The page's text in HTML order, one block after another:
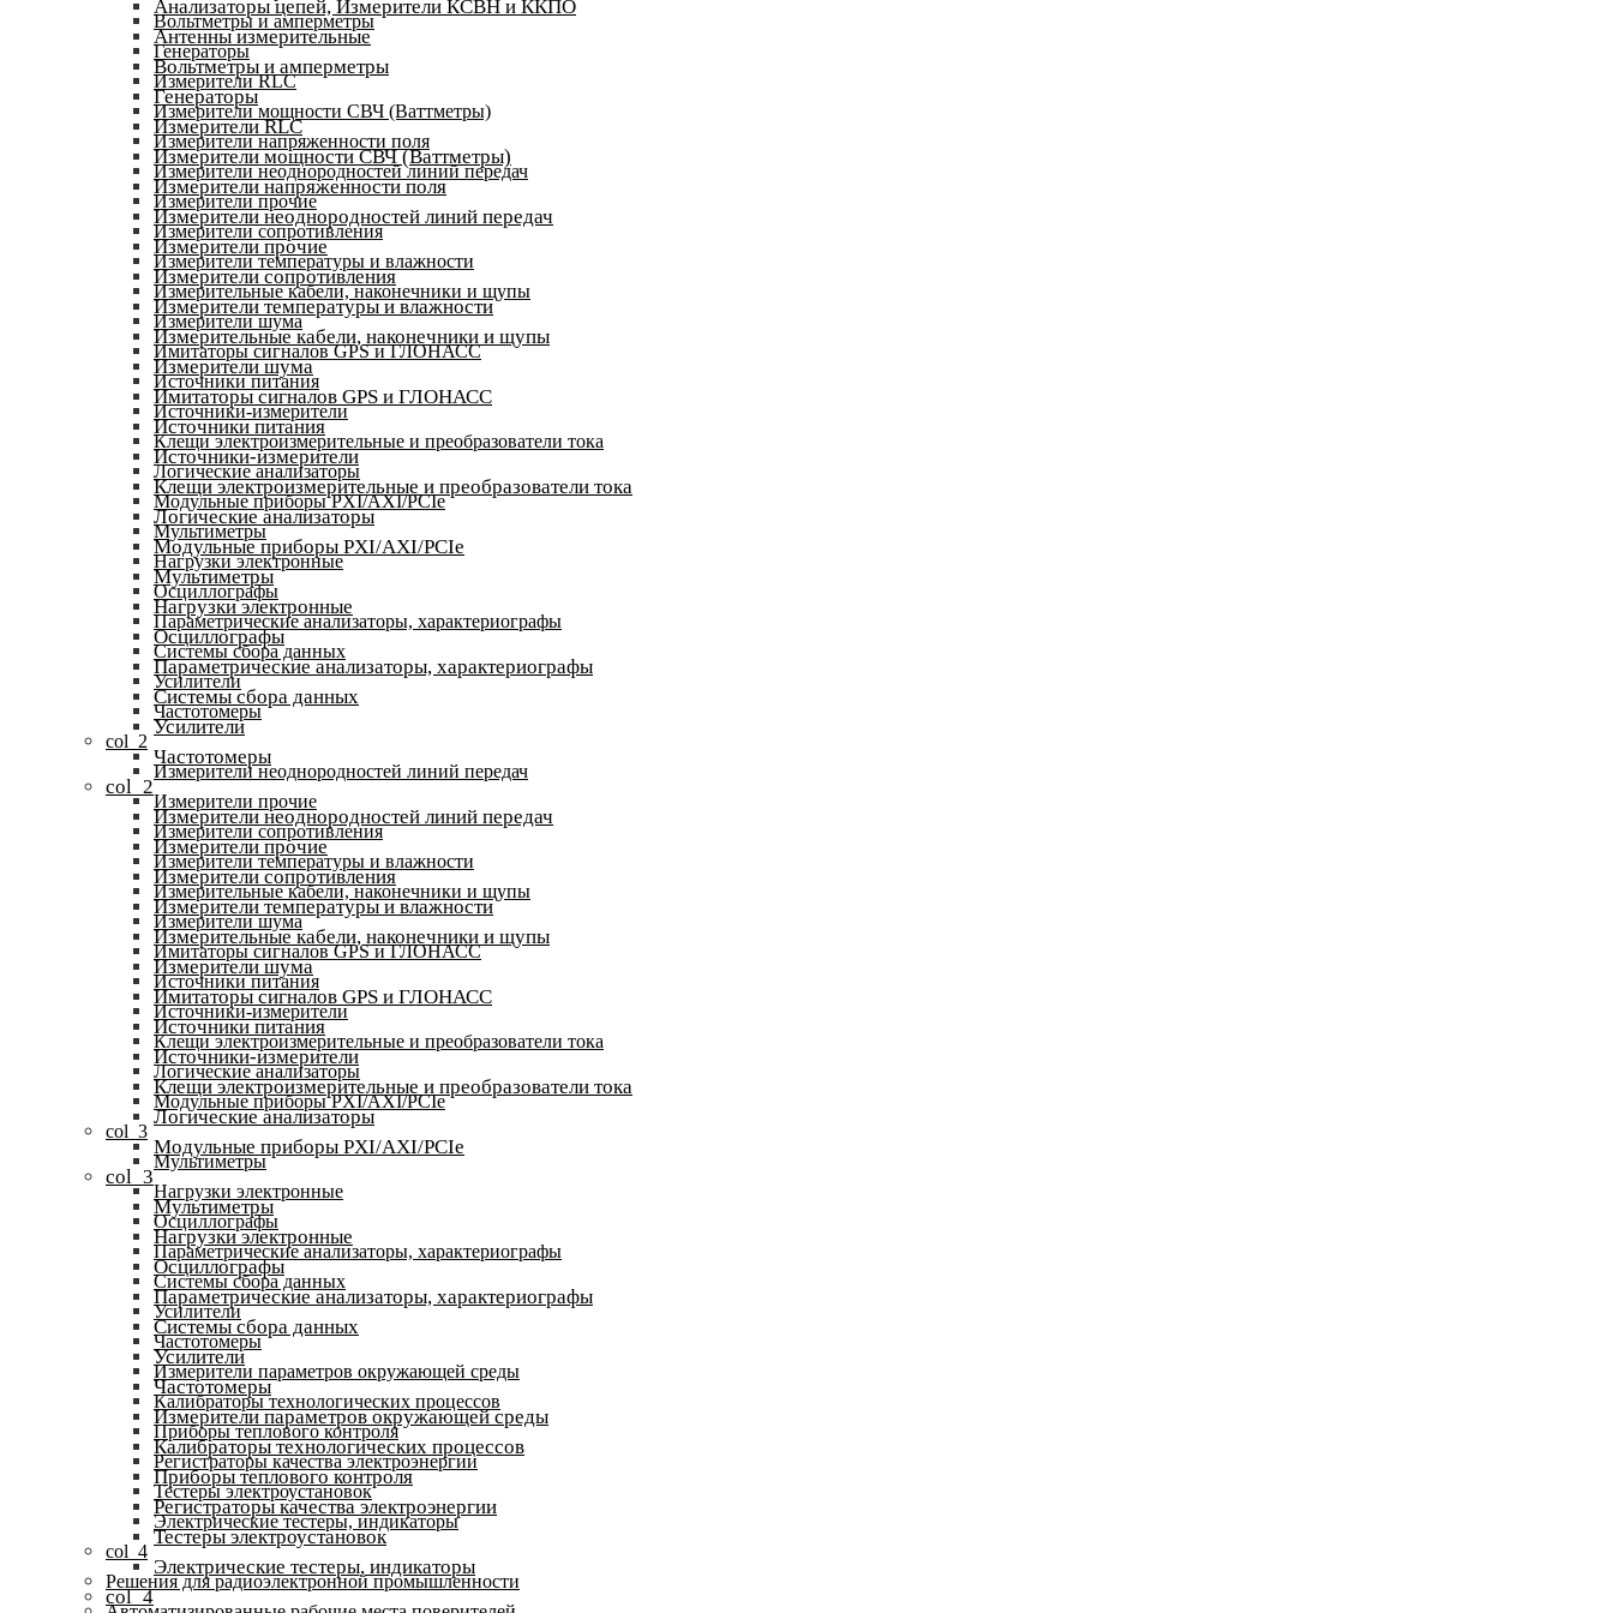
Вольтметры и амперметры
Генераторы
Измерители RLC
Измерители мощности СВЧ (Ваттметры)
Измерители напряженности поля
Измерители неоднородностей линий передач
Измерители прочие
Измерители сопротивления
Измерители температуры и влажности
Измерительные кабели, наконечники и щупы
Измерители шума
Имитаторы сигналов GPS и ГЛОНАСС
Источники питания
Источники-измерители
Клещи электроизмерительные и преобразователи тока
Логические анализаторы
Модульные приборы PXI/AXI/PCIe
Мультиметры
Нагрузки электронные
Осциллографы
Параметрические анализаторы, характериографы
Системы сбора данных
Усилители
Частотомеры
col_2
Измерители неоднородностей линий передач
Измерители прочие
Измерители сопротивления
Измерители температуры и влажности
Измерительные кабели, наконечники и щупы
Измерители шума
Имитаторы сигналов GPS и ГЛОНАСС
Источники питания
Источники-измерители
Клещи электроизмерительные и преобразователи тока
Логические анализаторы
Модульные приборы PXI/AXI/PCIe
col_3
Мультиметры
Нагрузки электронные
Осциллографы
Параметрические анализаторы, характериографы
Системы сбора данных
Усилители
Частотомеры
Измерители параметров окружающей среды
Калибраторы технологических процессов
Приборы теплового контроля
Регистраторы качества электроэнергии
Тестеры электроустановок
Электрические тестеры, индикаторы
col_4
Решения для радиоэлектронной промышленности
Анализаторы цепей, Измерители КСВН и ККПО
Антенны измерительные
Вольтметры и амперметры
Генераторы
Измерители RLC
Измерители мощности СВЧ (Ваттметры)
Измерители напряженности поля
Измерители неоднородностей линий передач
Измерители прочие
Измерители сопротивления
Измерители температуры и влажности
Измерительные кабели, наконечники и щупы
Измерители шума
Имитаторы сигналов GPS и ГЛОНАСС
Источники питания
Источники-измерители
Клещи электроизмерительные и преобразователи тока
Логические анализаторы
Модульные приборы PXI/AXI/PCIe
Мультиметры
Нагрузки электронные
Осциллографы
Параметрические анализаторы, характериографы
Системы сбора данных
Усилители
Частотомеры
col_2
Измерители неоднородностей линий передач
Измерители прочие
Измерители сопротивления
Измерители температуры и влажности
Измерительные кабели, наконечники и щупы
Измерители шума
Имитаторы сигналов GPS и ГЛОНАСС
Источники питания
Источники-измерители
Клещи электроизмерительные и преобразователи тока
Логические анализаторы
Модульные приборы PXI/AXI/PCIe
col_3
Мультиметры
Нагрузки электронные
Осциллографы
Параметрические анализаторы, характериографы
Системы сбора данных
Усилители
Частотомеры
Измерители параметров окружающей среды
Калибраторы технологических процессов
Приборы теплового контроля
Регистраторы качества электроэнергии
Тестеры электроустановок
Электрические тестеры, индикаторы
col_4